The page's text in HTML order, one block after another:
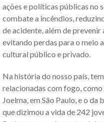
ações e políticas públicas no
combate a incêndios,
de acidente, além de
evitando perdas para o meio
cultural público e privado.
Na história do nosso país,
relacionadas com fogo,
Joelma, em São Paulo, e o da
que dizimou a vida de 242